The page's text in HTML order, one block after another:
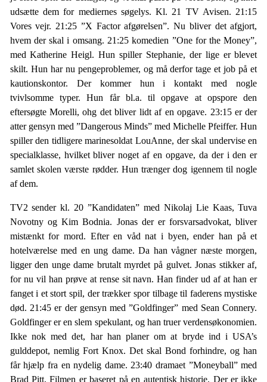
udsætte dem for mediernes søgelys. Kl. 21 TV Avisen. 21:15
Vores vejr. 21:25 ”X Factor afgørelsen”. Nu bliver det afgjort,
hvem der skal i omsang. 21:25 komedien ”One for the Money”,
med Katherine Heigl. Hun spiller Stephanie, der lige er blevet
skilt. Hun har nu pengeproblemer, og må derfor tage et job på et
kautionskontor. Der kommer hun i kontakt med nogle
tvivlsomme typer. Hun får bl.a. til opgave at opspore den
eftersøgte Morelli, ohg det bliver lidt af en opgave. 23:15 er der
atter gensyn med ”Dangerous Minds” med Michelle Pfeiffer. Hun
spiller den tidligere marinesoldat LouAnne, der skal undervise en
specialklasse, hvilket bliver noget af en opgave, da der i den er
samlet skolen værste rødder. Hun trænger dog igennem til nogle
af dem.
TV2 sender kl. 20 ”Kandidaten” med Nikolaj Lie Kaas, Tuva
Novotny og Kim Bodnia. Jonas der er forsvarsadvokat, bliver
mistænkt for mord. Efter en våd nat i byen, ender han på et
hotelværelse med en ung dame. Da han vågner næste morgen,
ligger den unge dame brutalt myrdet på gulvet. Jonas stikker af,
for nu vil han prøve at rense sit navn. Han finder ud af at han er
fanget i et stort spil, der trækker spor tilbage til faderens mystiske
død. 21:45 er der gensyn med ”Goldfinger” med Sean Connery.
Goldfinger er en slem spekulant, og han truer verdensøkonomien.
Ikke nok med det, har han planer om at bryde ind i USA’s
gulddepot, nemlig Fort Knox. Det skal Bond forhindre, og han
får hjælp fra en nydelig dame. 23:40 dramaet ”Moneyball” med
Brad Pitt. Filmen er baseret på en autentisk historie. Der er ikke